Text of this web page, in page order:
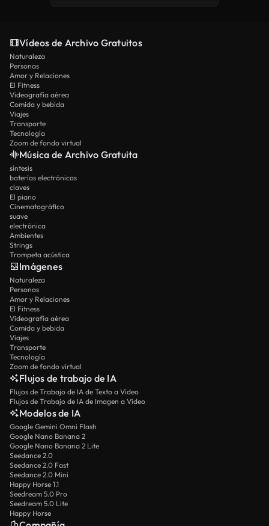
Vídeos de Archivo Gratuitos
Naturaleza
Personas
Amor y Relaciones
El Fitness
Videografía aérea
Comida y bebida
Viajes
Transporte
Tecnología
Zoom de fondo virtual
Música de Archivo Gratuita
síntesis
baterías electrónicas
claves
El piano
Cinematográfico
suave
electrónica
Ambientes
Strings
Trompeta acústica
Imágenes
Naturaleza
Personas
Amor y Relaciones
El Fitness
Videografía aérea
Comida y bebida
Viajes
Transporte
Tecnología
Zoom de fondo virtual
Flujos de trabajo de IA
Flujos de Trabajo de IA de Texto a Vídeo
Flujos de Trabajo de IA de Imagen a Vídeo
Modelos de IA
Google Gemini Omni Flash
Google Nano Banana 2
Google Nano Banana 2 Lite
Seedance 2.0
Seedance 2.0 Fast
Seedance 2.0 Mini
Happy Horse 1.1
Seedream 5.0 Pro
Seedream 5.0 Lite
Happy Horse